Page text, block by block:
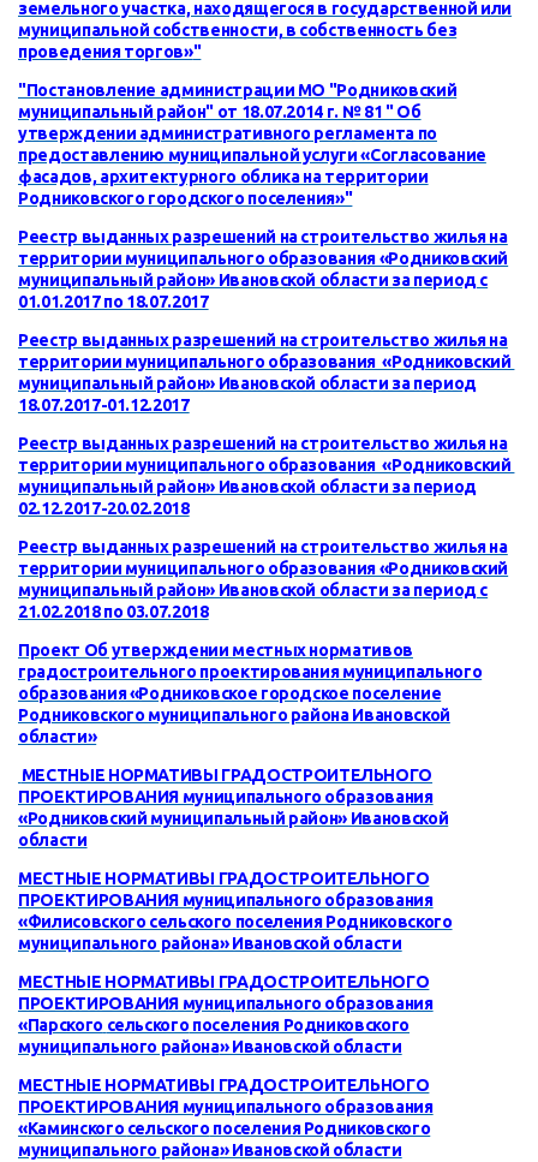
земельного участка, находящегося в государственной или
муниципальной собственности, в собственность без
проведения торгов»"
"Постановление администрации МО "Родниковский
муниципальный район" от 18.07.2014 г. № 81 " Об
утверждении административного регламента по
предоставлению муниципальной услуги «Согласование
фасадов, архитектурного облика на территории
Родниковского городского поселения»"
Реестр выданных разрешений на строительство жилья на
территории муниципального образования «Родниковский
муниципальный район» Ивановской области за период с
01.01.2017 по 18.07.2017
Реестр выданных разрешений на строительство жилья на
территории муниципального образования «Родниковский
муниципальный район» Ивановской области за период
18.07.2017-01.12.2017
Реестр выданных разрешений на строительство жилья на
территории муниципального образования «Родниковский
муниципальный район» Ивановской области за период
02.12.2017-20.02.2018
Реестр выданных разрешений на строительство жилья на
территории муниципального образования «Родниковский
муниципальный район» Ивановской области за период с
21.02.2018 по 03.07.2018
Проект Об утверждении местных нормативов
градостроительного проектирования муниципального
образования «Родниковское городское поселение
Родниковского муниципального района Ивановской
области»
МЕСТНЫЕ НОРМАТИВЫ ГРАДОСТРОИТЕЛЬНОГО
ПРОЕКТИРОВАНИЯ муниципального образования
«Родниковский муниципальный район» Ивановской
области
МЕСТНЫЕ НОРМАТИВЫ ГРАДОСТРОИТЕЛЬНОГО
ПРОЕКТИРОВАНИЯ муниципального образования
«Филисовского сельского поселения Родниковского
муниципального района» Ивановской области
МЕСТНЫЕ НОРМАТИВЫ ГРАДОСТРОИТЕЛЬНОГО
ПРОЕКТИРОВАНИЯ муниципального образования
«Парского сельского поселения Родниковского
муниципального района» Ивановской области
МЕСТНЫЕ НОРМАТИВЫ ГРАДОСТРОИТЕЛЬНОГО
ПРОЕКТИРОВАНИЯ муниципального образования
«Каминского сельского поселения Родниковского
муниципального района» Ивановской области